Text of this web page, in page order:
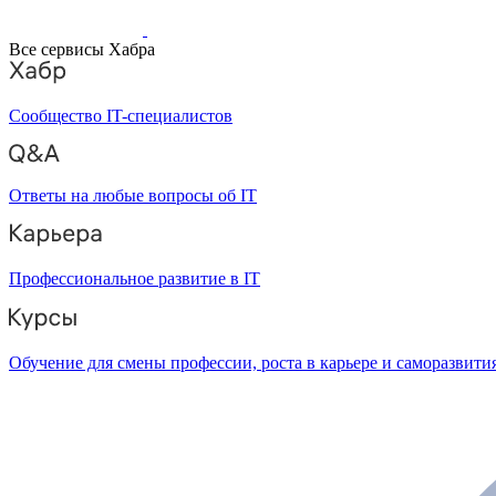
Все сервисы Хабра
Сообщество IT-специалистов
Ответы на любые вопросы об IT
Профессиональное развитие в IT
Обучение для смены профессии, роста в карьере и